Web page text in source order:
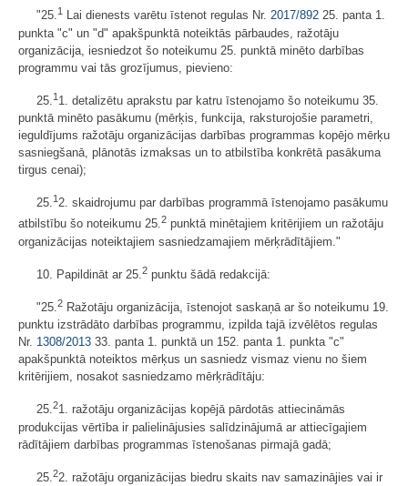
"25.1 Lai dienests varētu īstenot regulas Nr. 2017/892 25. panta 1.
punkta "c" un "d" apakšpunktā noteiktās pārbaudes, ražotāju
organizācija, iesniedzot šo noteikumu 25. punktā minēto darbības
programmu vai tās grozījumus, pievieno:
25. 1 1. detalizētu aprakstu par katru īstenojamo šo noteikumu 35.
punktā minēto pasākumu (mērķis, funkcija, raksturojošie parametri,
ieguldījums ražotāju organizācijas darbības programmas kopējo mērķu
sasniegšanā, plānotās izmaksas un to atbilstība konkrētā pasākuma
tirgus cenai);
25.12. skaidrojumu par darbības programmā īstenojamo pasākumu
atbilstību šo noteikumu 25.2 punktā minētajiem kritērijiem un ražotāju
organizācijas noteiktajiem sasniedzamajiem mērķrādītājiem."
10. Papildināt ar 25. 2 punktu šādā redakcijā:
"25.2 Ražotāju organizācija, īstenojot saskaņā ar šo noteikumu 19.
punktu izstrādāto darbības programmu, izpilda tajā izvēlētos regulas
Nr. 1308/2013 33. panta 1. punktā un 152. panta 1. punkta "c"
apakšpunktā noteiktos mērķus un sasniedz vismaz vienu no šiem
kritērijiem, nosakot sasniedzamo mērķrādītāju:
25.21. ražotāju organizācijas kopējā pārdotās attiecināmās
produkcijas vērtība ir palielinājusies salīdzinājumā ar attiecīgajiem
rādītājiem darbības programmas īstenošanas pirmajā gadā;
25. 22. ražotāju organizācijas biedru skaits nav samazinājies vai ir